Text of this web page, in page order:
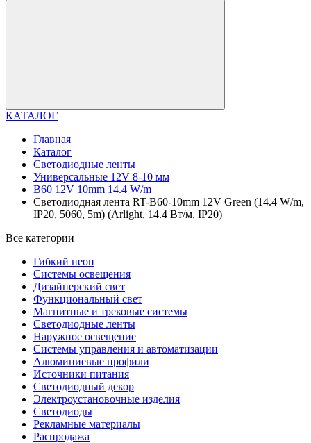
КАТАЛОГ
Главная
Каталог
Светодиодные ленты
Универсальные 12V 8-10 мм
B60 12V 10mm 14.4 W/m
Светодиодная лента RT-B60-10mm 12V Green (14.4 W/m,
IP20, 5060, 5m) (Arlight, 14.4 Вт/м, IP20)
Все категории
Гибкий неон
Системы освещения
Дизайнерский свет
Функциональный свет
Магнитные и трековые системы
Светодиодные ленты
Наружное освещение
Системы управления и автоматизации
Алюминиевые профили
Источники питания
Светодиодный декор
Электроустановочные изделия
Светодиоды
Рекламные материалы
Распродажа